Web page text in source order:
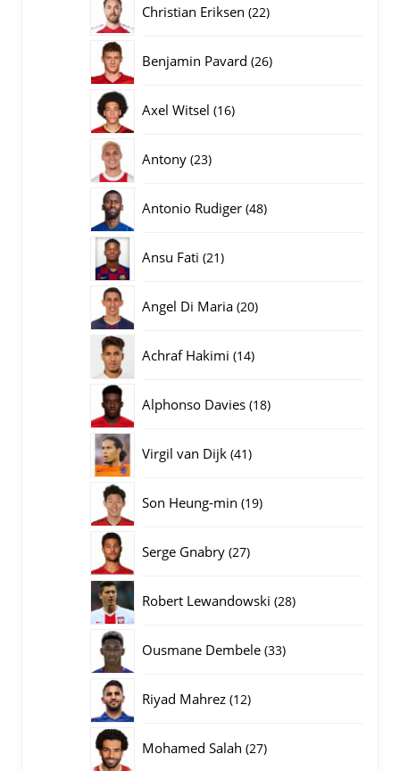
Christian Eriksen 2222
Benjamin Pavard 2626
Axel Witsel 1616
Antony 2323
Antonio Rudiger 4848
Ansu Fati 2121
Angel Di Maria 2020
Achraf Hakimi 1414
Alphonso Davies 1818
Virgil van Dijk 4141
Son Heung-min 1919
Serge Gnabry 2727
Robert Lewandowski 2828
Ousmane Dembele 3333
Riyad Mahrez 1212
Mohamed Salah 2727